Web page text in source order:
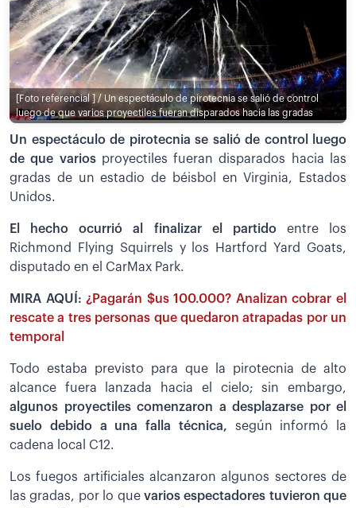
[Foto referencial ] / Un espectáculo de pirotecnia se salió de control
luego de que varios proyectiles fueran disparados hacia las gradas
Un espectáculo de pirotecnia se salió de control luego
de que variosproyectiles fueran disparados hacia las
gradas de un estadio de béisbol en Virginia, Estados
Unidos.
El hecho ocurrió al finalizar el partido entre los
Richmond Flying Squirrels y los Hartford Yard Goats,
disputado en el CarMax Park.
MIRA AQUÍ: ¿Pagarán $us 100.000? Analizan cobrar el
rescate a tres personas que quedaron atrapadas por un
temporal
Todo estaba previsto para que la pirotecnia de alto
alcance fuera lanzada hacia el cielo; sin embargo,
algunos proyectiles comenzaron a desplazarse por el
suelo debido a una falla técnica, según informó la
cadena local C12.
Los fuegos artificiales alcanzaron algunos sectores de
las gradas, por lo que varios espectadores tuvieron que